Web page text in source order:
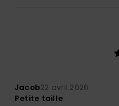
Jacob22 avril 2026
Petite taille